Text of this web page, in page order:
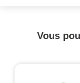
Vous